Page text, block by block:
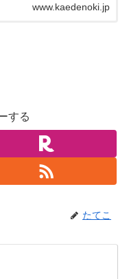
www.kaedenoki.jp
する
たてこ